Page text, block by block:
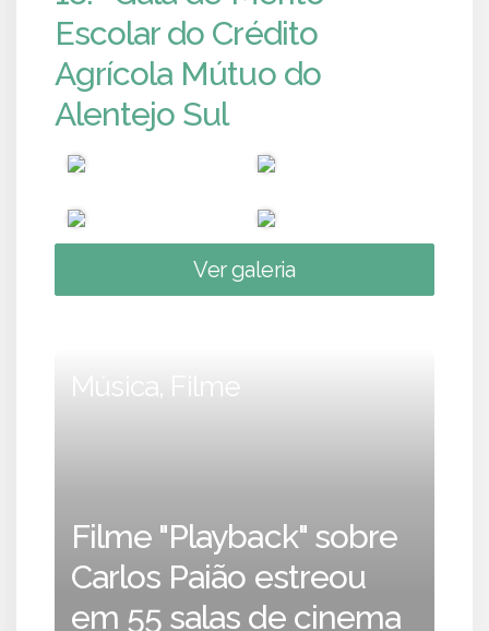
Escolar do Crédito
Agrícola Mútuo do
Alentejo Sul
Ver galeria
Música, Filme
Filme "Playback" sobre
Carlos Paião estreou
em 55 salas de cinema